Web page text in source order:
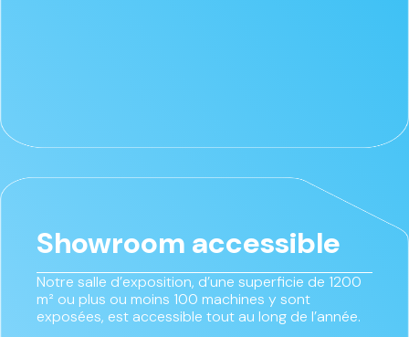
Showroom accessible
Notre salle d’exposition, d’une superficie de 1200
m² ou plus ou moins 100 machines y sont
exposées, est accessible tout au long de l’année.